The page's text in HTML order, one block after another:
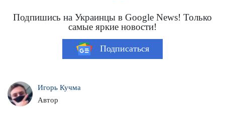
Подпишись на Украинцы в Google News! Только
самые яркие новости!
Подписаться
Игорь Кучма
Автор